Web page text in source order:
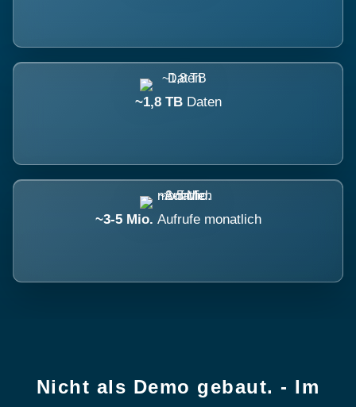
~1,8 TB Daten
~3-5 Mio. Aufrufe monatlich
Nicht als Demo gebaut. - Im